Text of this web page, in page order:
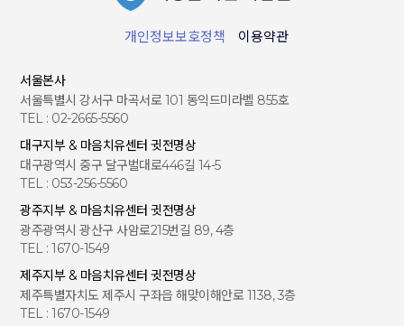
개인정보보호정책 이용약관
서울본사
서울특별시 강서구 마곡서로 101 동익드미라벨 855호
TEL : 02-2665-5560
대구지부 & 마음치유센터 귓전명상
대구광역시 중구 달구벌대로446길 14-5
TEL : 053-256-5560
광주지부 & 마음치유센터 귓전명상
광주광역시 광산구 사암로215번길 89, 4층
TEL : 1670-1549
제주지부 & 마음치유센터 귓전명상
제주특별자치도 제주시 구좌읍 해맞이해안로 1138, 3층
TEL : 1670-1549